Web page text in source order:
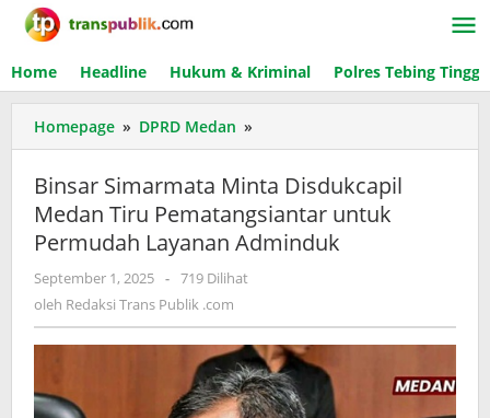
Lewati
Home Headline Hukum & Kriminal Polres Tebing Tinggi
Homepage » DPRD Medan »
Simarmata
Disdukcapil
Medan
Tiru
Layanan
Adminduk
Binsar Simarmata Minta Disdukcapil
Medan Tiru Pematangsiantar untuk
Permudah Layanan Adminduk
September 1, 2025 oleh
Redaksi
Publik
.com
- 719 Dilihat
oleh Redaksi Trans Publik .com